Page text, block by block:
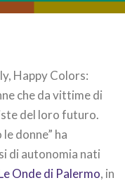
Happy Colors:
che da vittime di
del loro futuro.
donne” ha
di autonomia nati
Onde di Palermo, in